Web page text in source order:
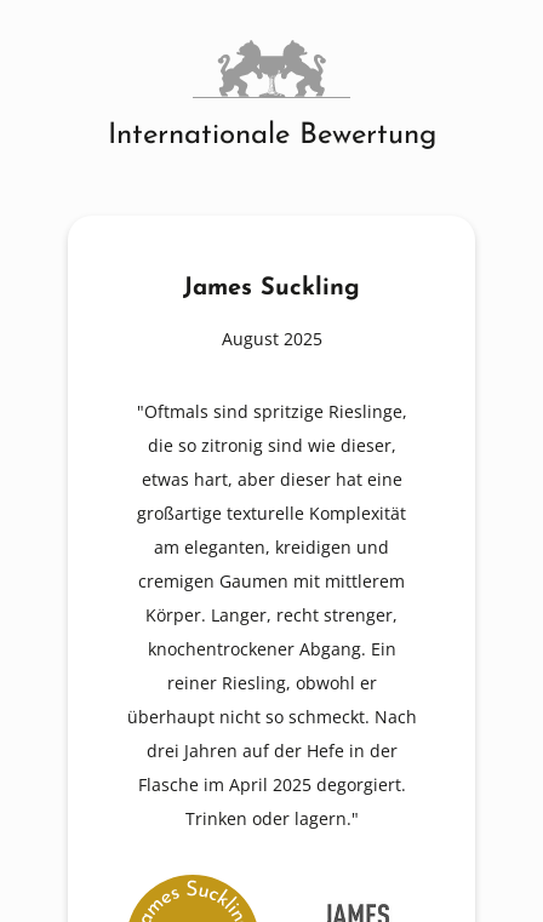
Internationale Bewertung
James Suckling
August 2025
"Oftmals sind spritzige Rieslinge,
die so zitronig sind wie dieser,
etwas hart, aber dieser hat eine
großartige texturelle Komplexität
am eleganten, kreidigen und
cremigen Gaumen mit mittlerem
Körper. Langer, recht strenger,
knochentrockener Abgang. Ein
reiner Riesling, obwohl er
überhaupt nicht so schmeckt. Nach
drei Jahren auf der Hefe in der
Flasche im April 2025 degorgiert.
Trinken oder lagern."